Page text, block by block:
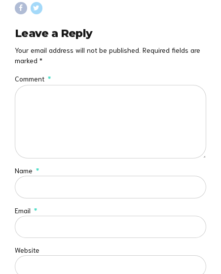
Leave a Reply
Your email address will not be published. Required fields are
marked *
Comment *
Name *
Email *
Website